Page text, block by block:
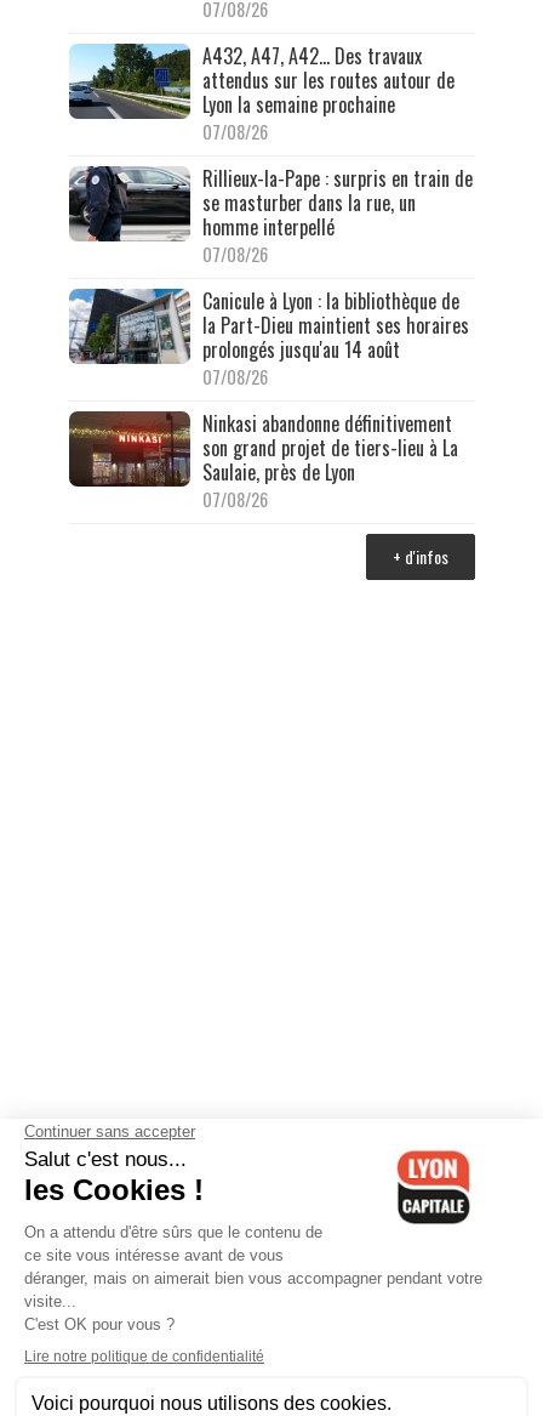
07/08/26
A432, A47, A42… Des travaux
attendus sur les routes autour de
Lyon la semaine prochaine
07/08/26
Rillieux-la-Pape : surpris en train de
se masturber dans la rue, un
homme interpellé
07/08/26
Canicule à Lyon : la bibliothèque de
la Part-Dieu maintient ses horaires
prolongés jusqu'au 14 août
07/08/26
Ninkasi abandonne définitivement
son grand projet de tiers-lieu à La
Saulaie, près de Lyon
07/08/26
+ d'infos